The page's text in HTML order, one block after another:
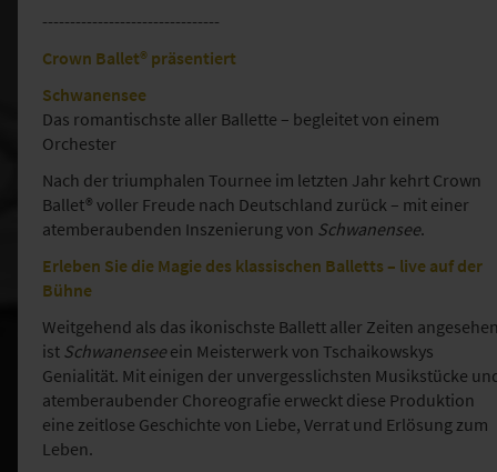
--------------------------------
Crown Ballet® präsentiert
Schwanensee
Das romantischste aller Ballette – begleitet von einem
Orchester
Nach der triumphalen Tournee im letzten Jahr kehrt Crown
Ballet® voller Freude nach Deutschland zurück – mit einer
atemberaubenden Inszenierung von Schwanensee.
Erleben Sie die Magie des klassischen Balletts – live auf der
Bühne
Weitgehend als das ikonischste Ballett aller Zeiten
ist Schwanenseeein Meisterwerk von Tschaikowskys
Genialität. Mit einigen der unvergesslichsten Musikstücke
atemberaubender Choreografie erweckt diese Produktion
eine zeitlose Geschichte von Liebe, Verrat und Erlösung zum
Leben.